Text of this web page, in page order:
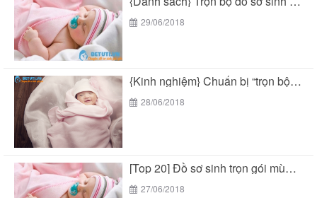
29/06/2018
{Kinh nghiệm} Chuẩn bị “trọn bộ đồ sơ sinh...
28/06/2018
[Top 20] Đồ sơ sinh trọn gói mùa hè...
27/06/2018